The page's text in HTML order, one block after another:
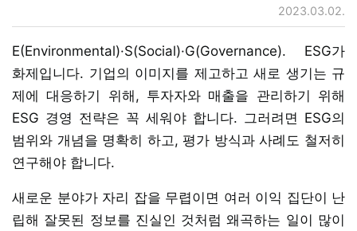
2023.03.02.
E(Environmental)·S(Social)·G(Governance). ESG가
화제입니다. 기업의 이미지를 제고하고 새로 생기는 규
제에 대응하기 위해, 투자자와 매출을 관리하기 위해
ESG 경영 전략은 꼭 세워야 합니다. 그러려면 ESG의
범위와 개념을 명확히 하고, 평가 방식과 사례도 철저히
연구해야 합니다.
새로운 분야가 자리 잡을 무렵이면 여러 이익 집단이 난
립해 잘못된 정보를 진실인 것처럼 왜곡하는 일이 많이